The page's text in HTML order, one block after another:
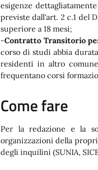
esigenze
previste dall'art. 2 c.1 del
superiore a 18 mesi;
-Contratto Transitorio
corso di studi abbia
residenti in altro
frequentano corsi
Come fare
Per la redazione e la
organizzazioni della
degli inquilini (SUNIA,